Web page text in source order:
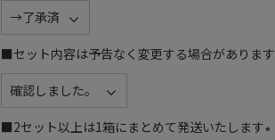
須
■セット内容は予告なく変更する場合があります
■2セット以上は1箱にまとめて発送いたします